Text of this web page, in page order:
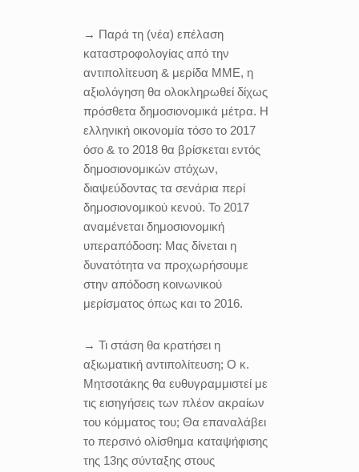
→ Παρά τη (νέα) επέλαση
καταστροφολογίας από την
αντιπολίτευση & μερίδα ΜΜΕ, η
αξιολόγηση θα ολοκληρωθεί δίχως
πρόσθετα δημοσιονομικά μέτρα. Η
ελληνική οικονομία τόσο το 2017
όσο & το 2018 θα βρίσκεται εντός
δημοσιονομικών στόχων,
διαψεύδοντας τα σενάρια περί
δημοσιονομικού κενού. Το 2017
αναμένεται δημοσιονομική
υπεραπόδοση: Μας δίνεται η
δυνατότητα να προχωρήσουμε
στην απόδοση κοινωνικού
μερίσματος όπως και το 2016.
→ Τι στάση θα κρατήσει η
αξιωματική αντιπολίτευση; Ο κ.
Μητσοτάκης θα ευθυγραμμιστεί με
τις εισηγήσεις των πλέον ακραίων
του κόμματος του; Θα επαναλάβει
το περσινό ολίσθημα καταψήφισης
της 13ης σύνταξης στους